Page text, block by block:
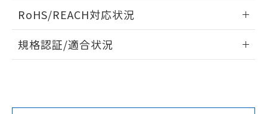
ドすることができます。
ログイン/会員登録
ダウンロードデータをご利用いただく前に、以下を必ずお読
RoHS/REACH対応状況
EU RoHS 注意事項・凡例
規格認証/適合状況
登録された部品リストについて、当社
および当社の共同利用者が、当社の製
品・サービスに関するお客様との取
用者の範囲」に記載されている法人を
※3 非含有証明書ダウンロード
下記の非含有証明書をダウンロードするこ
とができます。